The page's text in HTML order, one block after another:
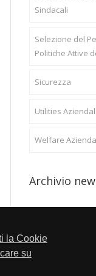
la Cookie
su
Sindacali
Selezione del
Politiche Attive
Sicurezza
Utilities Aziendali
Welfare
Archivio